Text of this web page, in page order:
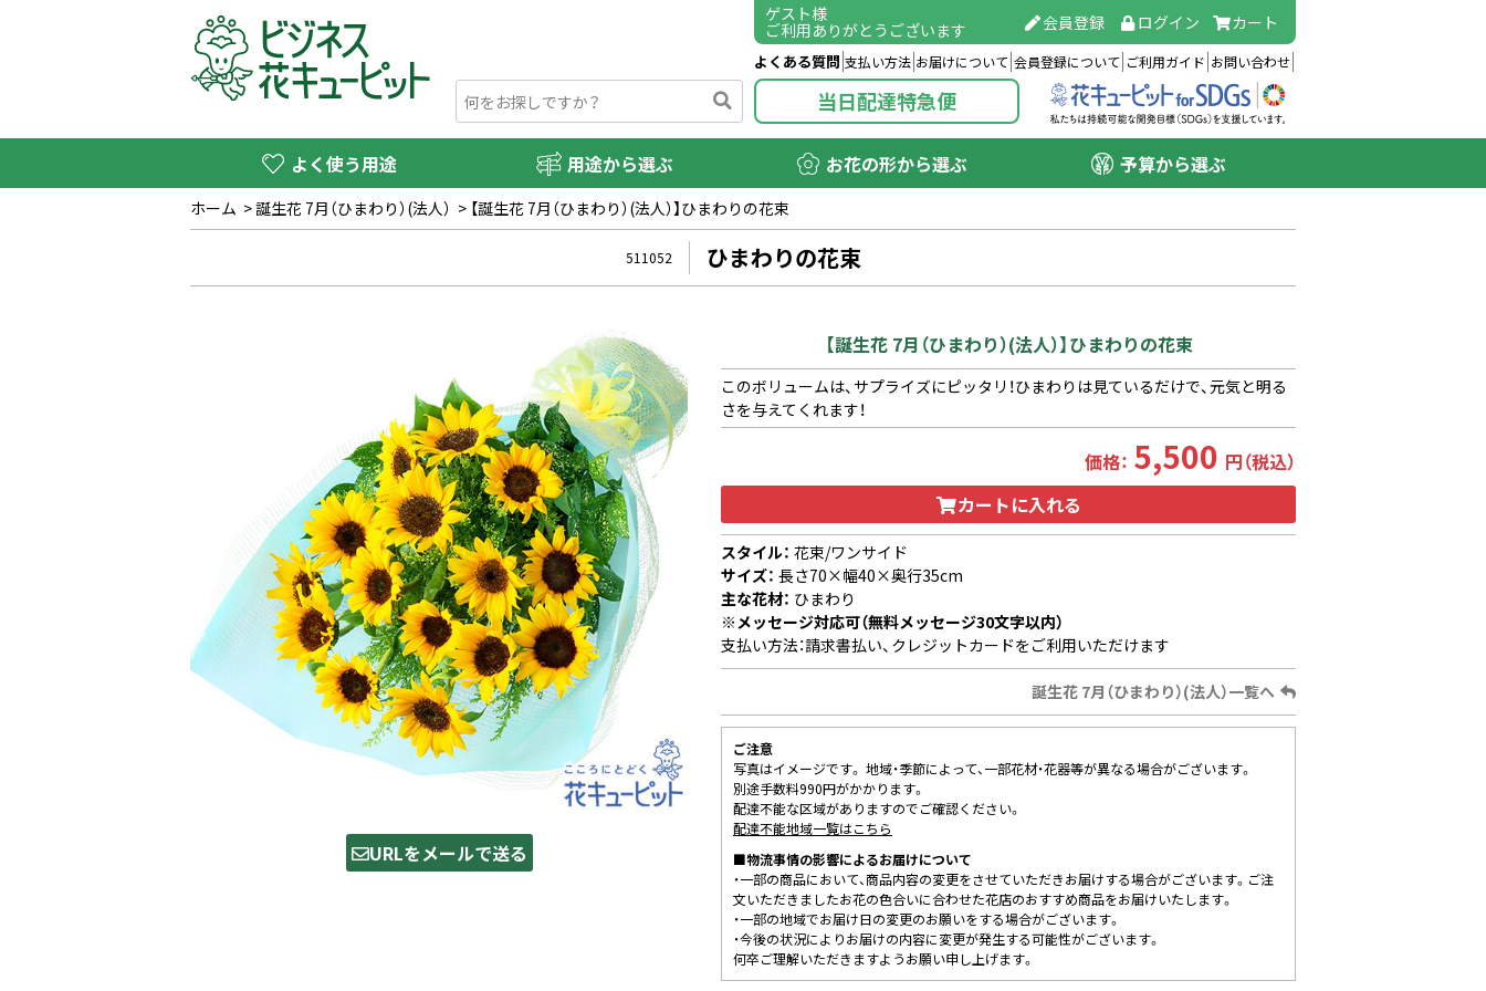
ゲスト様
ご利用ありがとうございます 会員登録 ログイン カート
よくある質問 支払い方法 お届けについて 会員登録について ご利用ガイド お問い合わせ
当日配達特急便
よく使う用途 用途から選ぶ お花の形から選ぶ 予算から選ぶ
ホーム >誕生花 7月（ひまわり）(法人） > 【誕生花 7月（ひまわり）(法人）】ひまわりの花束
511052 ひまわりの花束
URLをメールで送る
【誕生花 7月（ひまわり）(法人）】ひまわりの花束
このボリュームは、サプライズにピッタリ！ひまわりは見ているだけで、元気と明る
さを与えてくれます！
価格： 5,500 円（税込）
カートに入れる
スタイル： 花束/ワンサイド
サイズ： 長さ70×幅40×奥行35cm
主な花材： ひまわり
※メッセージ対応可（無料メッセージ30文字以内）
支払い方法：請求書払い、クレジットカードをご利用いただけます
誕生花 7月（ひまわり）(法人）一覧へ
ご注意
写真はイメージです。 地域・季節によって、一部花材・花器等が異なる場合がございます。
別途手数料990円がかかります。
配達不能な区域がありますのでご確認ください。
配達不能地域一覧はこちら
■物流事情の影響によるお届けについて
・一部の商品において、商品内容の変更をさせていただきお届けする場合がございます。ご注
文いただきましたお花の色合いに合わせた花店のおすすめ商品をお届けいたします。
・一部の地域でお届け日の変更のお願いをする場合がございます。
・今後の状況によりお届けの内容に変更が発生する可能性がございます。
何卒ご理解いただきますようお願い申し上げます。